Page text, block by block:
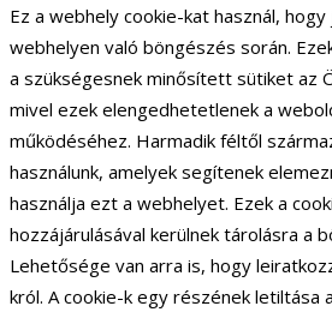
Ez a webhely cookie-kat használ,
webhelyen való böngészés során.
a szükségesnek minősített sütiket az
mivel ezek elengedhetetlenek a
működéséhez. Harmadik féltől
használunk, amelyek segítenek
használja ezt a webhelyet. Ezek a
hozzájárulásával kerülnek tárolásra a
Lehetősége van arra is, hogy
król. A cookie-k egy részének letiltása